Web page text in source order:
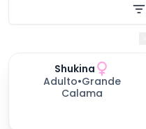
días esperando
Shukina
Adulto•Grande
Calama